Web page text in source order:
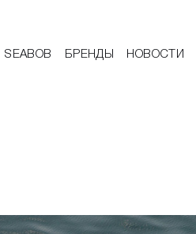
SEABOB БРЕНДЫ НОВОСТИ